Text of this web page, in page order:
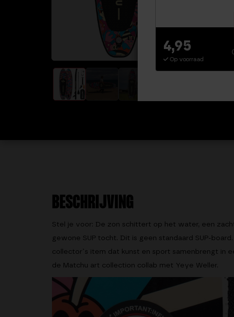
4,95
Op voorraad
BESCHRIJVING
Stel je voor: De zon schittert op het water, een
gewone SUP tocht. Dit is geen standaard SUP-
collector’s item dat kunst en sport samenbrengt in
de Matchu art collection collab met Yeye Weller.